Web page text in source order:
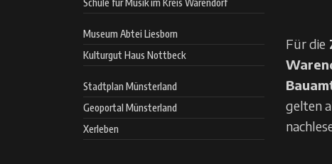
Schule für Musik im Kreis Warendorf
Museum Abtei Liesborn
Kulturgut Haus Nottbeck
Stadtplan Münsterland
Geoportal Münsterland
Xerleben
Für die
gelten